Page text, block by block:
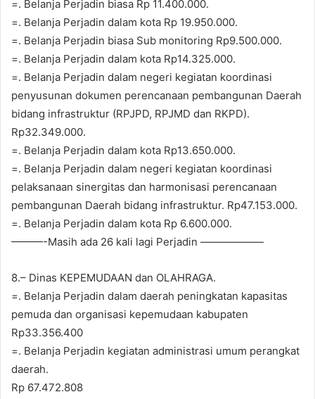
=. Belanja Perjadin biasa Rp 11.400.000.
=. Belanja Perjadin dalam kota Rp 19.950.000.
=. Belanja Perjadin biasa Sub monitoring Rp9.500.000.
=. Belanja Perjadin dalam kota Rp14.325.000.
=. Belanja Perjadin dalam negeri kegiatan koordinasi
penyusunan dokumen perencanaan pembangunan Daerah
bidang infrastruktur (RPJPD, RPJMD dan RKPD).
Rp32.349.000.
=. Belanja Perjadin dalam kota Rp13.650.000.
=. Belanja Perjadin dalam negeri kegiatan koordinasi
pelaksanaan sinergitas dan harmonisasi perencanaan
pembangunan Daerah bidang infrastruktur. Rp47.153.000.
=. Belanja Perjadin dalam kota Rp 6.600.000.
———-Masih ada 26 kali lagi Perjadin ——————
8.– Dinas KEPEMUDAAN dan OLAHRAGA.
=. Belanja Perjadin dalam daerah peningkatan kapasitas
pemuda dan organisasi kepemudaan kabupaten
Rp33.356.400
=. Belanja Perjadin kegiatan administrasi umum perangkat
daerah.
Rp 67.472.808